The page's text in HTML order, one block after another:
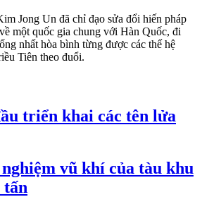
Jong Un đã chỉ đạo sửa đổi hiến pháp
một quốc gia chung với Hàn Quốc, đi
nhất hòa bình từng được các thế hệ
Tiên theo đuổi.
triển khai các tên lửa
vũ khí của tàu khu
tấn